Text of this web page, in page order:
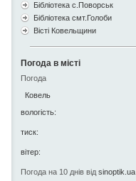
Бібліотека с.Поворськ
Бібліотека смт.Голоби
Вісті Ковельщини
Погода в місті
Погода
Ковель
вологість:
тиск:
вітер:
Погода на 10 днів від sinoptik.ua